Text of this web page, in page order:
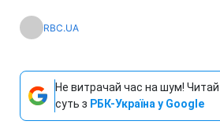
RBC.UA
Не витрачай час на шум! Читай
суть з РБК-Україна у Google